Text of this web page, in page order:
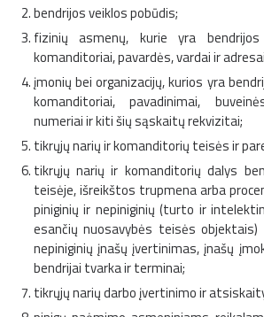
bendrijos veiklos pobūdis;
fizinių asmenų, kurie yra
komanditoriai, pavardės, vardai ir
įmonių bei organizacijų, kurios yra
komanditoriai, pavadinimai,
numeriai ir kiti šių sąskaitų rekvizitai;
tikrųjų narių ir komanditorių teisės ir
tikrųjų narių ir komanditorių dalys
teisėje, išreikštos trupmena arba
piniginių ir nepiniginių (turto ir
esančių nuosavybės teisės objektais)
nepiniginių įnašų įvertinimas, įnašų
bendrijai tvarka ir terminai;
tikrųjų narių darbo įvertinimo ir